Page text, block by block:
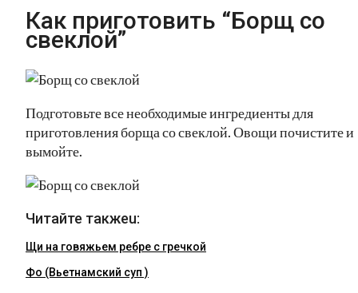
Как приготовить “Борщ со
свеклой”
Подготовьте все необходимые ингредиенты для
приготовления борща со свеклой. Овощи почистите и
вымойте.
Читайте такжеu:
Щи на говяжьем ребре с гречкой
Фо (Вьетнамский суп )